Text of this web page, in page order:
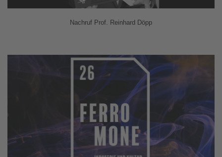
Nachruf Prof. Reinhard Döpp